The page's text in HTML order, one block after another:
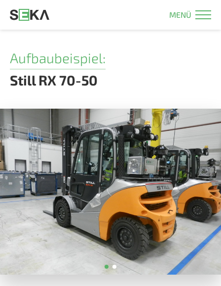
MENÜ
Aufbaubeispiel:
Still RX 70-50